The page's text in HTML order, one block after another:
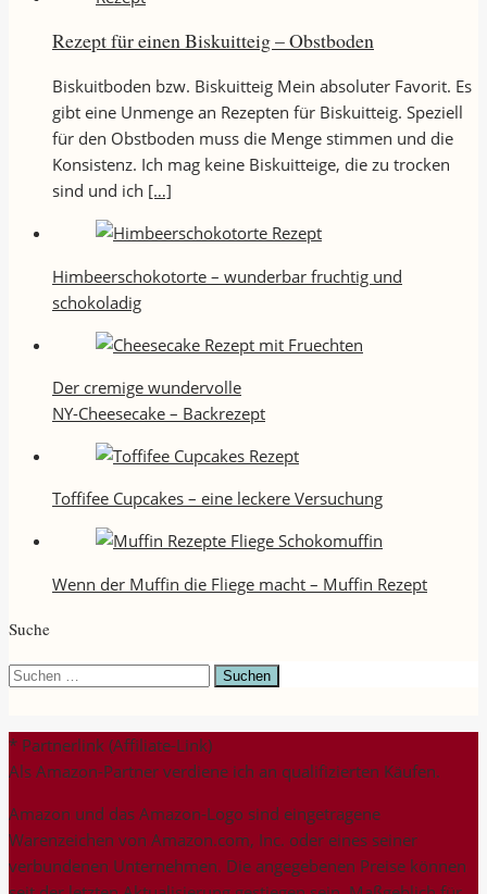
Rezept für einen Biskuitteig – Obstboden
Biskuitboden bzw. Biskuitteig Mein absoluter Favorit. Es
gibt eine Unmenge an Rezepten für Biskuitteig. Speziell
für den Obstboden muss die Menge stimmen und die
Konsistenz. Ich mag keine Biskuitteige, die zu trocken
sind und ich […]
Himbeerschokotorte – wunderbar fruchtig und
schokoladig
Der cremige wundervolle
NY-Cheesecake – Backrezept
Toffifee Cupcakes – eine leckere Versuchung
Wenn der Muffin die Fliege macht – Muffin Rezept
Suche
Suchen
* Partnerlink (Affiliate-Link)
Als Amazon-Partner verdiene ich an qualifizierten Käufen.
Amazon und das Amazon-Logo sind eingetragene
Warenzeichen von Amazon.com, Inc. oder eines seiner
verbundenen Unternehmen. Die angegebenen Preise können